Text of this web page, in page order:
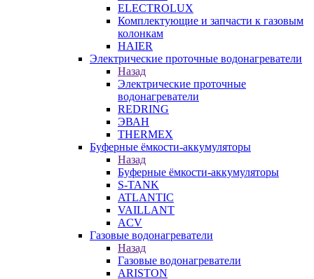
ELECTROLUX
Комплектующие и запчасти к газовым
колонкам
HAIER
Электрические проточные водонагреватели
Назад
Электрические проточные
водонагреватели
REDRING
ЭВАН
THERMEX
Буферные ёмкости-аккумуляторы
Назад
Буферные ёмкости-аккумуляторы
S-TANK
ATLANTIC
VAILLANT
ACV
Газовые водонагреватели
Назад
Газовые водонагреватели
ARISTON